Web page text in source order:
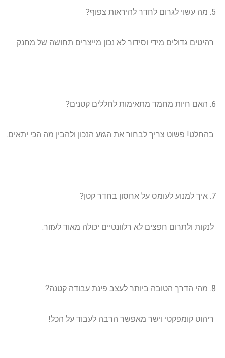
מה עשוי לגרום לחדר להיראות צפוף?
רהיטים גדולים מידי וסידור לא נכון מייצרים תחושה של מחנק.
האם חיות מחמד מתאימות לחללים קטנים?
בהחלט! פשוט צריך לבחור את הגזע הנכון ולהבין מה הכי יתאים.
איך למנוע לעומס על אחסון בחדר קטן?
לנקות ולתרום חפצים לא רלוונטיים יכולה מאוד לעזור.
מהי הדרך הטובה ביותר לעצב פינת עבודה קטנה?
ריהוט קומפקטי וישר מאפשר הרבה לעבוד על הכל!